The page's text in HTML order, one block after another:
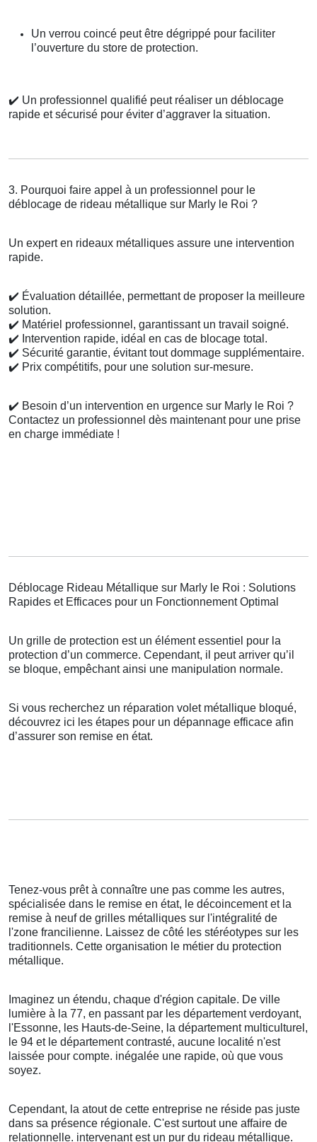
Un verrou coincé peut être dégrippé pour faciliter
l’ouverture du store de protection.
✔️ Un professionnel qualifié peut réaliser un déblocage
rapide et sécurisé pour éviter d’aggraver la situation.
3. Pourquoi faire appel à un professionnel pour le
déblocage de rideau métallique sur Marly le Roi ?
Un expert en rideaux métalliques assure une intervention
rapide.
✔️ Évaluation détaillée, permettant de proposer la meilleure
solution.
✔️ Matériel professionnel, garantissant un travail soigné.
✔️ Intervention rapide, idéal en cas de blocage total.
✔️ Sécurité garantie, évitant tout dommage supplémentaire.
✔️ Prix compétitifs, pour une solution sur-mesure.
✔️ Besoin d’un intervention en urgence sur Marly le Roi ?
Contactez un professionnel dès maintenant pour une prise
en charge immédiate !
Déblocage Rideau Métallique sur Marly le Roi : Solutions
Rapides et Efficaces pour un Fonctionnement Optimal
Un grille de protection est un élément essentiel pour la
protection d’un commerce. Cependant, il peut arriver qu’il
se bloque, empêchant ainsi une manipulation normale.
Si vous recherchez un réparation volet métallique bloqué,
découvrez ici les étapes pour un dépannage efficace afin
d’assurer son remise en état.
Tenez-vous prêt à connaître une pas comme les autres,
spécialisée dans le remise en état, le décoincement et la
remise à neuf de grilles métalliques sur l'intégralité de
l'zone francilienne. Laissez de côté les stéréotypes sur les
traditionnels. Cette organisation le métier du protection
métallique.
Imaginez un étendu, chaque d'région capitale. De ville
lumière à la 77, en passant par les département verdoyant,
l'Essonne, les Hauts-de-Seine, la département multiculturel,
le 94 et le département contrasté, aucune localité n'est
laissée pour compte. inégalée une rapide, où que vous
soyez.
Cependant, la atout de cette entreprise ne réside pas juste
dans sa présence régionale. C'est surtout une affaire de
relationnelle. intervenant est un pur du rideau métallique.